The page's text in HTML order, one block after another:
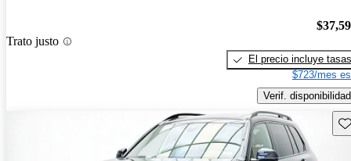
Trato justo
El precio incluye tasas
$723/mes
Verif. disponibilidad